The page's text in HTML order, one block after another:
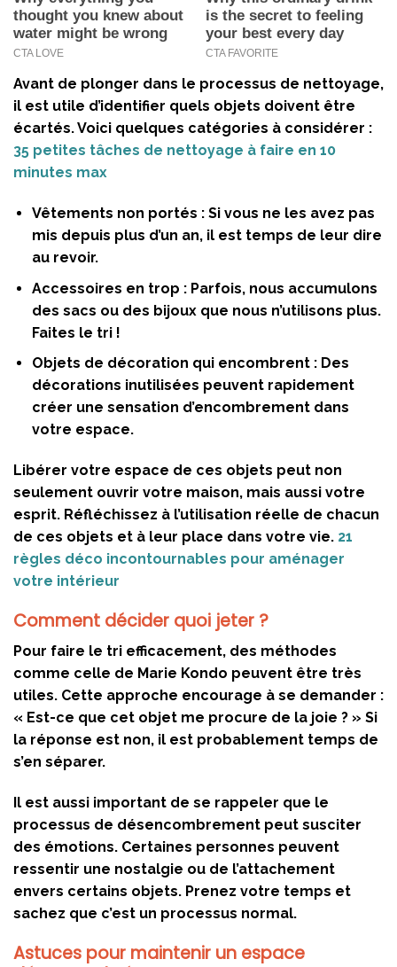
Avant de plonger dans le processus de nettoyage,
il est utile d’identifier quels objets doivent être
écartés. Voici quelques catégories à considérer :
35 petites tâches de nettoyage à faire en 10
minutes max
Vêtements non portés :Si vous ne les avez pas
mis depuis plus d’un an, il est temps de leur dire
au revoir.
Accessoires en trop :Parfois, nous accumulons
des sacs ou des bijoux que nous n’utilisons plus.
Faites le tri !
Objets de décoration qui encombrent :Des
décorations inutilisées peuvent rapidement
créer une sensation d’encombrement dans
votre espace.
Libérer votre espace de ces objets peut non
seulement ouvrir votre maison, mais aussi votre
esprit. Réfléchissez à l’utilisation réelle de chacun
de ces objets et à leur place dans votre vie. 21
règles déco incontournables pour aménager
votre intérieur
Comment décider quoi jeter ?
Pour faire le tri efficacement, des méthodes
comme celle de Marie Kondo peuvent être très
utiles. Cette approche encourage à se demander :
« Est-ce que cet objet me procure de la joie ? » Si
la réponse est non, il est probablement temps de
s’en séparer.
Il est aussi important de se rappeler que le
processus de désencombrement peut susciter
des émotions. Certaines personnes peuvent
ressentir une nostalgie ou de l’attachement
envers certains objets. Prenez votre temps et
sachez que c’est un processus normal.
Astuces pour maintenir un espace